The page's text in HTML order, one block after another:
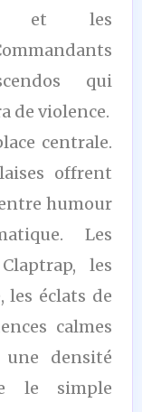
et les
qui
de violence.
centrale.
offrent
humour
Les
les
les éclats de
calmes
densité
le simple